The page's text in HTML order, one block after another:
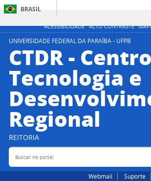
ACESSIBILIDADE ALTO CONTRASTE
BRASIL
UNIVERSIDADE FEDERAL DA PARAÍBA - UFPB
CTDR -
Tecnologia e
Regional
REITORIA
Buscar no portal
Webmail Suporte